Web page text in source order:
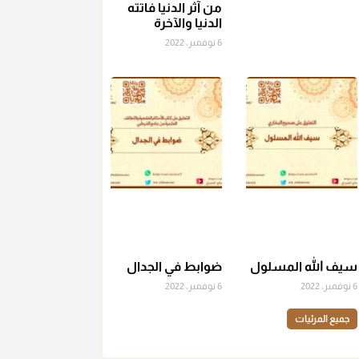
"إنما الأعمال بالنيات"، فإلم يعلم إلا
"وإنما لكل امرئ مانوى"
أ.د. صالح الشمراني
عامة الصحابة والفقهاء يفضلون إخراج صاع من البر أو
ومنهم جوز إخراج قيمة الصاع..فمن شق عليه إخراج
أ.د. صالح الشمراني
دفعزكاة الفطر
من آثر الدنيا فاتته
الدنيا والآخرة
6 نوفمبر، 2022
سيف الله المسلول
6 نوفمبر، 2022
ضوابط في الجدال
6 نوفمبر، 2022
جميع المرئيات